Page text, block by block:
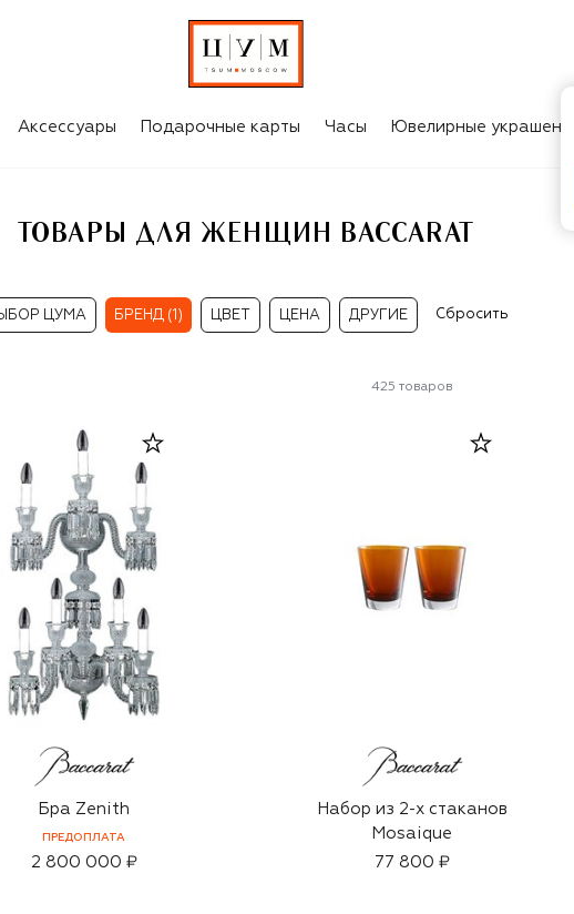
Аксессуары Подарочные карты Часы Ювелирные украшения
ТОВАРЫ ДЛЯ ЖЕНЩИН BACCARAT
ЦУМА БРЕНД (1) ЦВЕТ ЦЕНА ДРУГИЕ Сбросить
425 товаров
Бра Zenith
ПРЕДОПЛАТА
2 800 000 ₽
Набор из 2-х стаканов
Mosaique
77 800 ₽